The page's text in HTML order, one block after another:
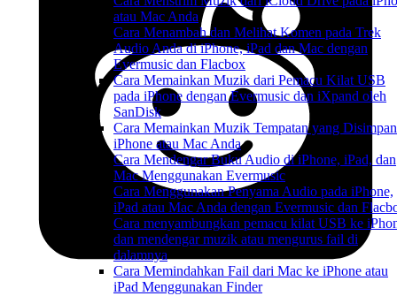
atau Mac Anda
Cara Menambah dan Melihat Komen pada Trek
Audio Anda di iPhone, iPad dan Mac dengan
Evermusic dan Flacbox
Cara Memainkan Muzik dari Pemacu Kilat USB
pada iPhone dengan Evermusic dan iXpand oleh
SanDisk
Cara Memainkan Muzik Tempatan yang
iPhone atau Mac Anda
Cara Mendengar Buku Audio di iPhone, iPad, dan
Mac Menggunakan Evermusic
Cara Menggunakan Penyama Audio pada iPhone,
iPad atau Mac Anda dengan Evermusic dan
Cara menyambungkan pemacu kilat USB ke
dan mendengar muzik atau mengurus fail di
dalamnya
Cara Memindahkan Fail dari Mac ke iPhone atau
iPad Menggunakan Finder